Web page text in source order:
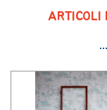
ARTICOLI